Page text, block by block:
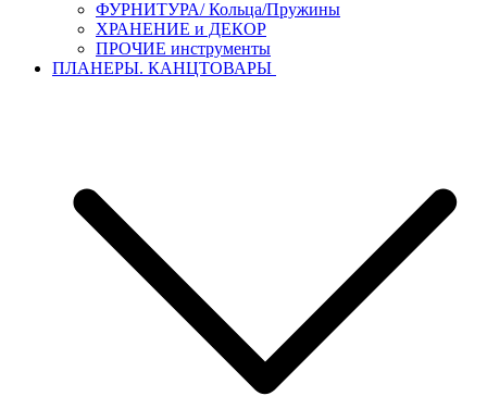
ФУРНИТУРА/ Кольца/Пружины
ХРАНЕНИЕ и ДЕКОР
ПРОЧИЕ инструменты
ПЛАНЕРЫ. КАНЦТОВАРЫ